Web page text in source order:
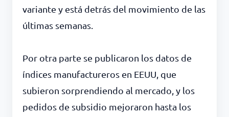
variante y está detrás del movimiento de las
últimas semanas.
Por otra parte se publicaron los datos de
índices manufactureros en EEUU, que
subieron sorprendiendo al mercado, y los
pedidos de subsidio mejoraron hasta los